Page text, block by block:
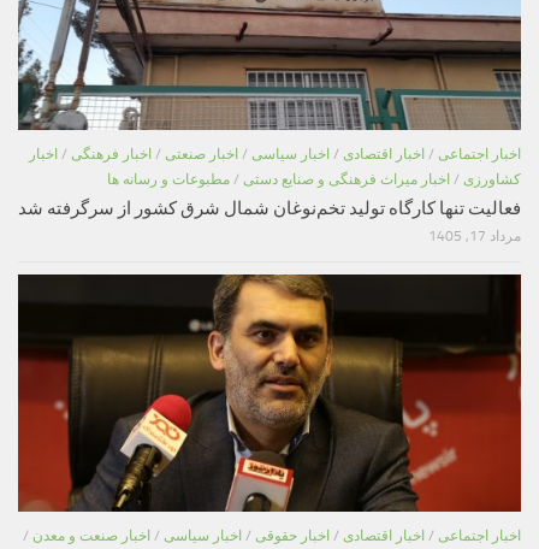
اخبار اجتماعی / اخبار اقتصادی / اخبار سیاسی / اخبار صنعتی / اخبار فرهنگی / اخبار
کشاورزی / اخبار میراث فرهنگی و صنایع دستی / مطبوعات و رسانه ها
فعالیت تنها کارگاه تولید تخم‌نوغان شمال شرق کشور از سرگرفته شد
مرداد 17, 1405
اخبار اجتماعی / اخبار اقتصادی / اخبار حقوقی / اخبار سیاسی / اخبار صنعت و معدن /